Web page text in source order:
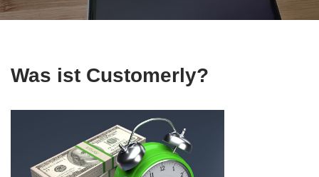
Was ist Customerly?